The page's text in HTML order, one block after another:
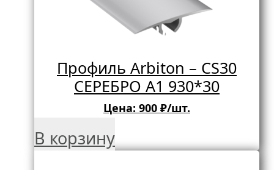
Профиль Arbiton – CS30
СЕРЕБРО A1 930*30
Цена: 900 ₽/шт.
В корзину